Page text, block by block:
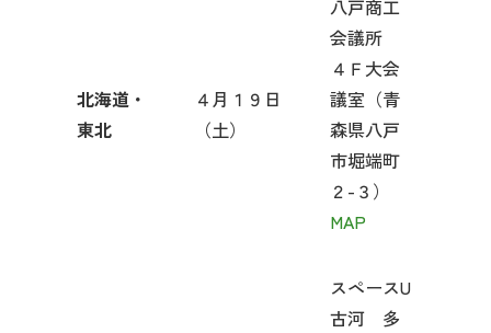
北海道・
東北
４月１９日
（土）
八戸商工
会議所
４Ｆ大会
議室（青
森県八戸
市堀端町
２-３）
MAP
スペースU
古河 多